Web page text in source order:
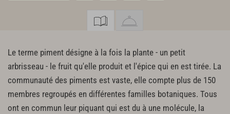
Le terme piment désigne à la fois la plante - un petit
arbrisseau - le fruit qu'elle produit et l'épice qui en est tirée. La
communauté des piments est vaste, elle compte plus de 150
membres regroupés en différentes familles botaniques. Tous
ont en commun leur piquant qui est du à une molécule, la